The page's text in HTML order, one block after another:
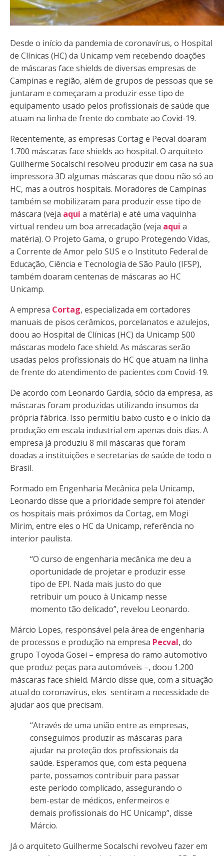
Desde o início da pandemia de coronavírus, o Hospital
de Clínicas (HC) da Unicamp vem recebendo doações
de máscaras face shields de diversas empresas de
Campinas e região, além de grupos de pessoas que se
juntaram e começaram a produzir esse tipo de
equipamento usado pelos profissionais de saúde que
atuam na linha de frente do combate ao Covid-19.
Recentemente, as empresas Cortag e Pecval doaram
1.700 máscaras face shields ao hospital. O arquiteto
Guilherme Socalschi resolveu produzir em casa na sua
impressora 3D algumas máscaras que doou não só ao
HC, mas a outros hospitais. Moradores de Campinas
também se mobilizaram para produzir esse tipo de
máscara (veja aqui a matéria) e até uma vaquinha
virtual rendeu um boa arrecadação (veja aqui a
matéria). O Projeto Gama, o grupo Protegendo Vidas,
a Corrente de Amor pelo SUS e o Instituto Federal de
Educação, Ciência e Tecnologia de São Paulo (IFSP),
também doaram centenas de máscaras ao HC
Unicamp.
A empresa Cortag, especializada em cortadores
manuais de pisos cerâmicos, porcelanatos e azulejos,
doou ao Hospital de Clínicas (HC) da Unicamp 500
máscaras modelo face shield. As máscaras serão
usadas pelos profissionais do HC que atuam na linha
de frente do atendimento de pacientes com Covid-19.
De acordo com Leonardo Gardia, sócio da empresa, as
máscaras foram produzidas utilizando insumos da
própria fábrica. Isso permitiu baixo custo e o início da
produção em escala industrial em apenas dois dias. A
empresa já produziu 8 mil máscaras que foram
doadas a instituições e secretarias de saúde de todo o
Brasil.
Formado em Engenharia Mecânica pela Unicamp,
Leonardo disse que a prioridade sempre foi atender
os hospitais mais próximos da Cortag, em Mogi
Mirim, entre eles o HC da Unicamp, referência no
interior paulista.
“O curso de engenharia mecânica me deu a
oportunidade de projetar e produzir esse
tipo de EPI. Nada mais justo do que
retribuir um pouco à Unicamp nesse
momento tão delicado”, revelou Leonardo.
Márcio Lopes, responsável pela área de engenharia
de processos e produção na empresa Pecval, do
grupo Toyoda Gosei – empresa do ramo automotivo
que produz peças para automóveis –, doou 1.200
máscaras face shield. Márcio disse que, com a situação
atual do coronavírus, eles sentiram a necessidade de
ajudar aos que precisam.
“Através de uma união entre as empresas,
conseguimos produzir as máscaras para
ajudar na proteção dos profissionais da
saúde. Esperamos que, com esta pequena
parte, possamos contribuir para passar
este período complicado, assegurando o
bem-estar de médicos, enfermeiros e
demais profissionais do HC Unicamp”, disse
Márcio.
Já o arquiteto Guilherme Socalschi revolveu fazer em